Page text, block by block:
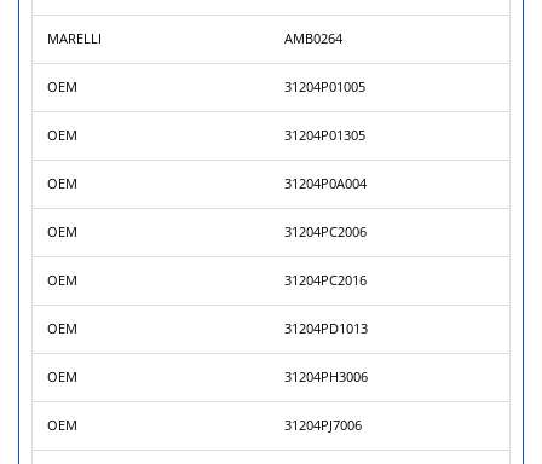
MARELLI AMB0264
OEM 31204P01005
OEM 31204P01305
OEM 31204P0A004
OEM 31204PC2006
OEM 31204PC2016
OEM 31204PD1013
OEM 31204PH3006
OEM 31204PJ7006